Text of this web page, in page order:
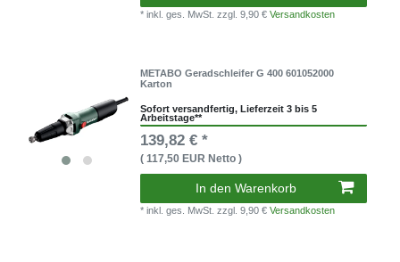
* inkl. ges. MwSt.zzgl. 9,90 €Versandkosten
METABO Geradschleifer G 400 601052000
Karton
Sofort versandfertig, Lieferzeit 3 bis 5
Arbeitstage**
139,82 € *
( 117,50 EUR Netto )
In den Warenkorb
* inkl. ges. MwSt.zzgl. 9,90 €Versandkosten